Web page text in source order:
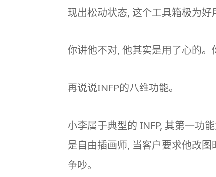
现出松动状态, 这个工具箱极为好
你讲他不对, 他其实是用了心的
再说说INFP的八维功能。
小李属于典型的 INFP, 其第一功
是自由插画师, 当客户要求他改
争吵。